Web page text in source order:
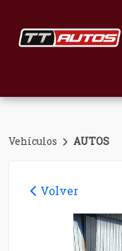
Vehículos AUTOS
Volver